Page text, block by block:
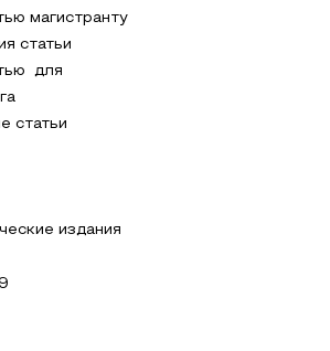
магистранту
статьи
для
статьи
издания